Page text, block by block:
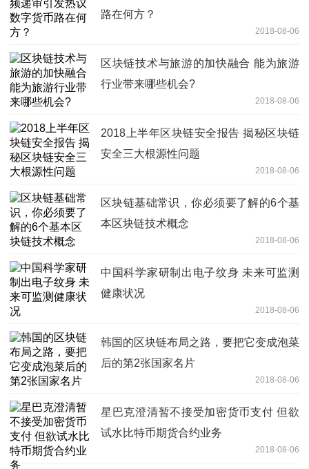
路在何方？
2018-08-06
区块链技术与旅游的加快融合 能为旅游
行业带来哪些机会?
2018-08-06
2018上半年区块链安全报告 揭秘区块链
安全三大根源性问题
2018-08-06
区块链基础常识，你必须要了解的6个基
本区块链技术概念
2018-08-06
中国科学家研制出电子纹身 未来可监测
健康状况
2018-08-06
韩国的区块链布局之路，要把它变成泡菜
后的第2张国家名片
2018-08-06
星巴克澄清暂不接受加密货币支付 但欲
试水比特币期货合约业务
2018-08-06